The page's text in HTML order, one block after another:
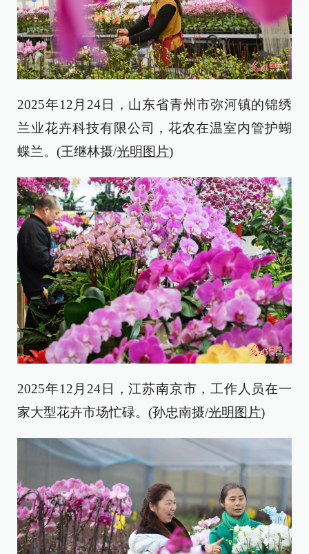
2025年12月24日，山东省青州市弥河镇的锦绣
兰业花卉科技有限公司，花农在温室内管护蝴
蝶兰。(王继林摄/光明图片)
2025年12月24日，江苏南京市，工作人员在一
家大型花卉市场忙碌。(孙忠南摄/光明图片)